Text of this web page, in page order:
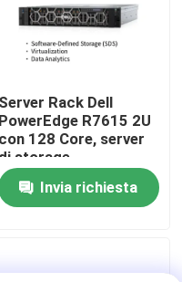
Server Rack Dell
PowerEdge R7615 2U
con 128 Core, server
di storage
personalizzato, server
2 vieInvia richiesta